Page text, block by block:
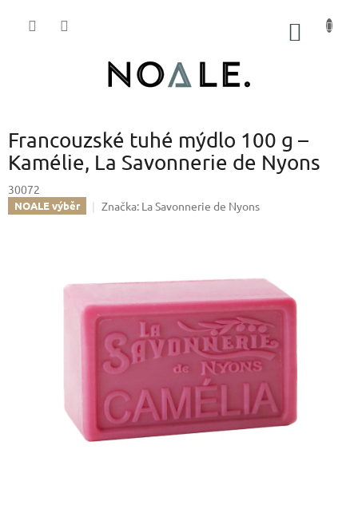
Francouzské tuhé mýdlo 100 g –
Kamélie, La Savonnerie de Nyons
30072
NOALE výběr Značka: La Savonnerie de Nyons